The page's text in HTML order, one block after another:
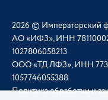
2026 © Императорский
АО «ИФЗ», ИНН
1027806058213
ООО «ТД ЛФЗ», ИНН
1057746055388
Политика обработки и